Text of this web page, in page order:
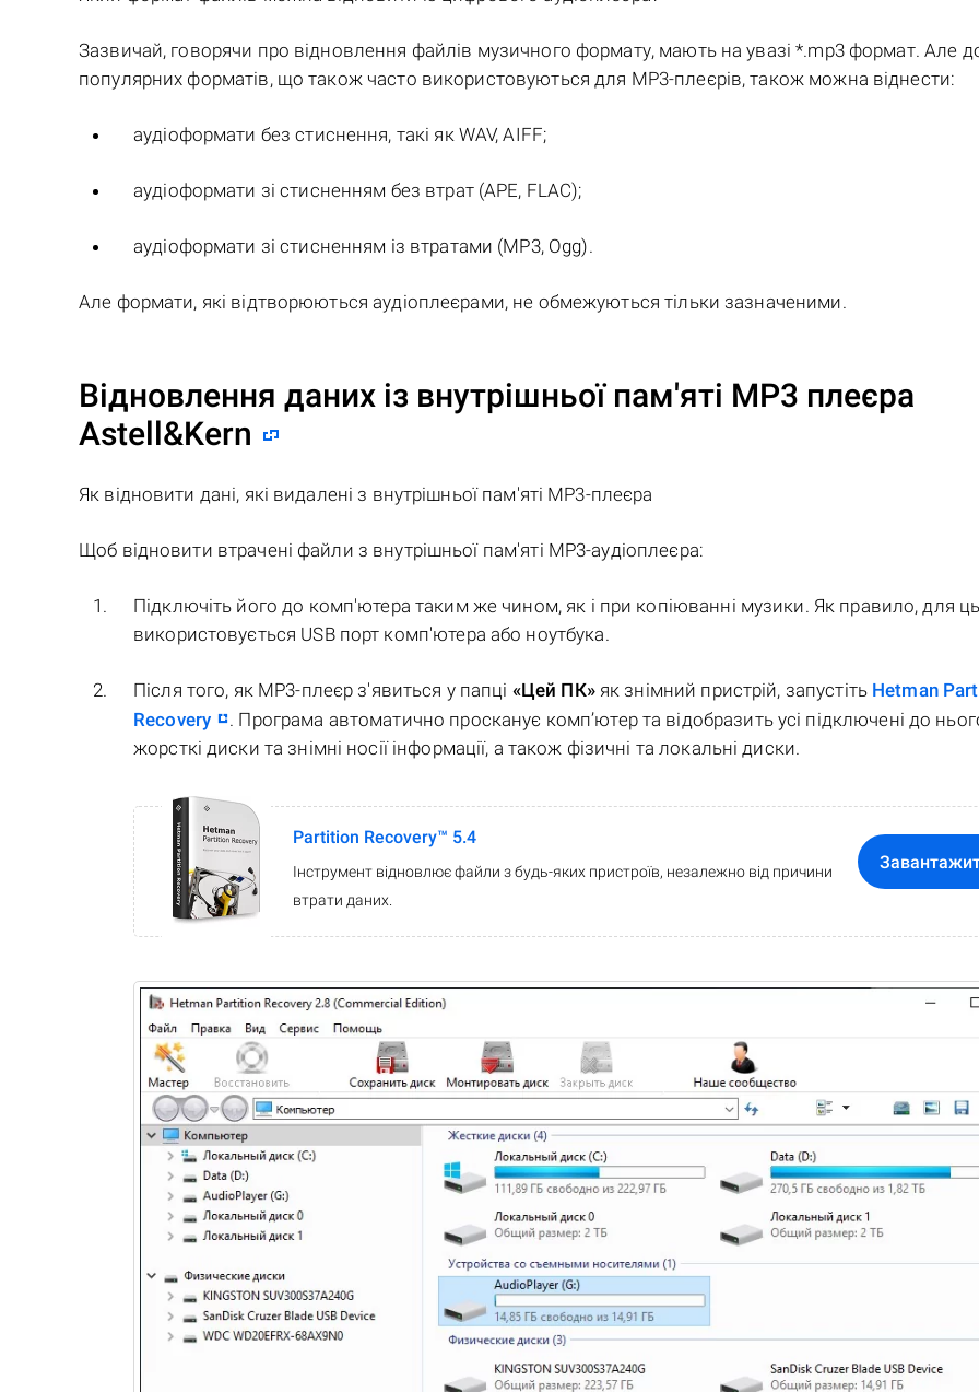
Зазвичай, говорячи про відновлення файлів музичного формату, мають на увазі *.mp3 формат. Але
популярних форматів, що також часто використовуються для MP3-плеєрів, також можна віднести:
аудіоформати без стиснення, такі як WAV, AIFF;
аудіоформати зі стисненням без втрат (APE, FLAC);
аудіоформати зі стисненням із втратами (MP3, Ogg).
Але формати, які відтворюються аудіоплеєрами, не обмежуються тільки зазначеними.
Відновлення даних із внутрішньої пам'яті MP3 плеєра
Astell&Kern
Як відновити дані, які видалені з внутрішньої пам'яті MP3-плеєра
Щоб відновити втрачені файли з внутрішньої пам'яті MP3-аудіоплеєра:
Підключіть його до комп'ютера таким же чином, як і при копіюванні музики. Як правило, для
використовується USB порт комп'ютера або ноутбука.
Після того, як MP3-плеєр з'явиться у папці «Цей ПК»як знімний пристрій, запустіть Hetman
Recovery
. Програма автоматично просканує комп’ютер та відобразить усі підключені до
жорсткі диски та знімні носії інформації, а також фізичні та локальні диски.
Partition Recovery™ 5.4
Інструмент відновлює файли з будь-яких пристроїв, незалежно від причини
втрати даних.